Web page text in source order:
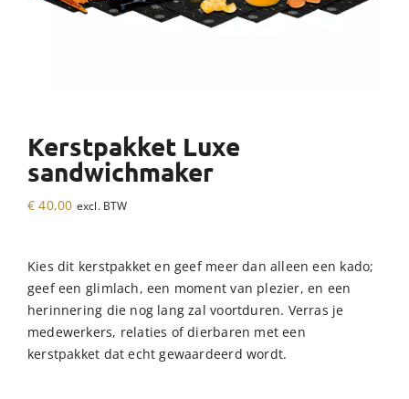
Kerstpakket Luxe
sandwichmaker
€ 40,00 excl. BTW
Kies dit kerstpakket en geef meer dan alleen een kado;
geef een glimlach, een moment van plezier, en een
herinnering die nog lang zal voortduren. Verras je
medewerkers, relaties of dierbaren met een
kerstpakket dat echt gewaardeerd wordt.